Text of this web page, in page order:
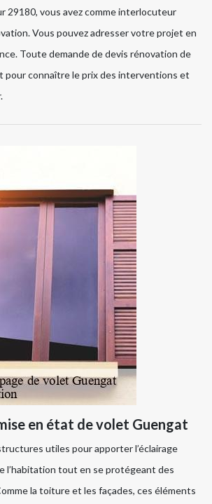
29180, vous avez comme interlocuteur
Vous pouvez adresser votre projet en
Toute demande de devis rénovation de
pour connaître le prix des interventions et
en état de volet Guengat
utiles pour apporter l’éclairage
l’habitation tout en se protégeant des
la toiture et les façades, ces éléments